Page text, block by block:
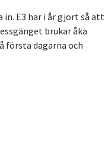
in. E3 har i år gjort så att
brukar åka
första dagarna och